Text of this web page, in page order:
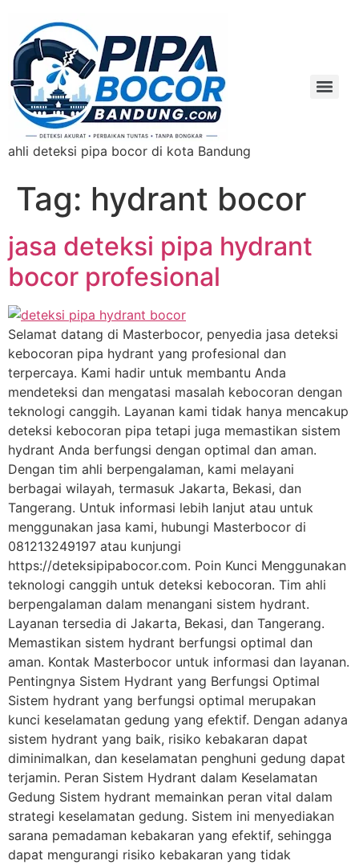
ahli deteksi pipa bocor di kota Bandung
Tag: hydrant bocor
jasa deteksi pipa hydrant
bocor profesional
Selamat datang di Masterbocor, penyedia jasa deteksi
kebocoran pipa hydrant yang profesional dan
terpercaya. Kami hadir untuk membantu Anda
mendeteksi dan mengatasi masalah kebocoran dengan
teknologi canggih. Layanan kami tidak hanya mencakup
deteksi kebocoran pipa tetapi juga memastikan sistem
hydrant Anda berfungsi dengan optimal dan aman.
Dengan tim ahli berpengalaman, kami melayani
berbagai wilayah, termasuk Jakarta, Bekasi, dan
Tangerang. Untuk informasi lebih lanjut atau untuk
menggunakan jasa kami, hubungi Masterbocor di
081213249197 atau kunjungi
https://deteksipipabocor.com. Poin Kunci Menggunakan
teknologi canggih untuk deteksi kebocoran. Tim ahli
berpengalaman dalam menangani sistem hydrant.
Layanan tersedia di Jakarta, Bekasi, dan Tangerang.
Memastikan sistem hydrant berfungsi optimal dan
aman. Kontak Masterbocor untuk informasi dan layanan.
Pentingnya Sistem Hydrant yang Berfungsi Optimal
Sistem hydrant yang berfungsi optimal merupakan
kunci keselamatan gedung yang efektif. Dengan adanya
sistem hydrant yang baik, risiko kebakaran dapat
diminimalkan, dan keselamatan penghuni gedung dapat
terjamin. Peran Sistem Hydrant dalam Keselamatan
Gedung Sistem hydrant memainkan peran vital dalam
strategi keselamatan gedung. Sistem ini menyediakan
sarana pemadaman kebakaran yang efektif, sehingga
dapat mengurangi risiko kebakaran yang tidak